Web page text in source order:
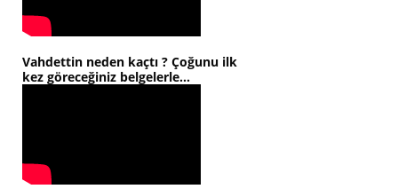
Vahdettin neden kaçtı ? Çoğunu ilk
kez göreceğiniz belgelerle...